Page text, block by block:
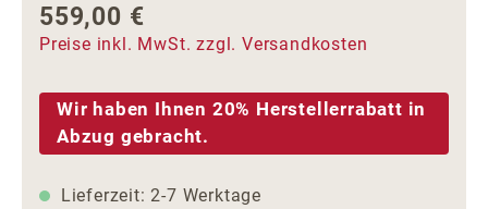
Regulärer Preis:
559,00 €
Preise inkl. MwSt. zzgl. Versandkosten
Wir haben Ihnen 20% Herstellerrabatt in
Abzug gebracht.
Lieferzeit: 2-7 Werktage